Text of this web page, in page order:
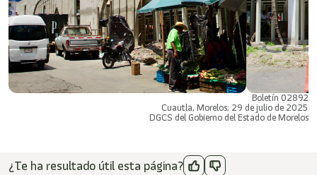
Boletín 02892
Cuautla, Morelos; 29 de julio de 2025
DGCS del Gobierno del Estado de Morelos
¿Te ha resultado útil esta página?